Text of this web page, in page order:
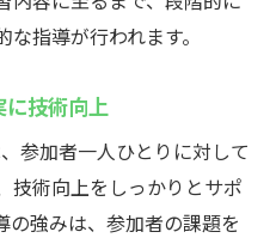
指導が行われます。
技術向上
参加者一人ひとりに対して
技術向上をしっかりとサポ
の強みは、参加者の課題を